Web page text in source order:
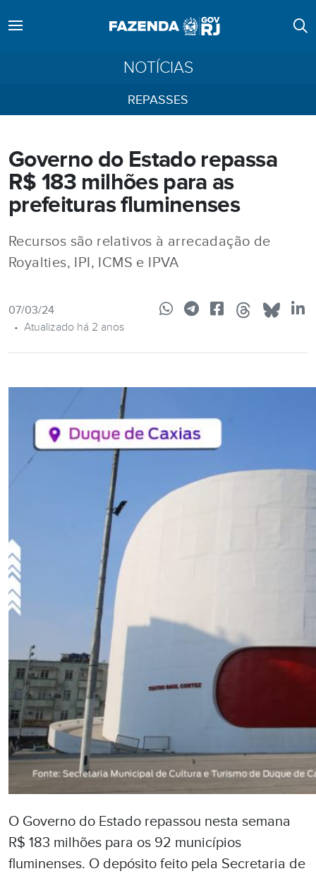
NOTÍCIAS
REPASSES
Governo do Estado repassa
R$ 183 milhões para as
prefeituras fluminenses
Recursos são relativos à arrecadação de
Royalties, IPI, ICMS e IPVA
07/03/24
• Atualizado há 2 anos
O Governo do Estado repassou nesta semana
R$ 183 milhões para os 92 municípios
fluminenses. O depósito feito pela Secretaria de